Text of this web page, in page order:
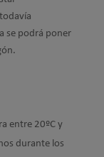
se podrá poner
entre 20ºC y
durante los